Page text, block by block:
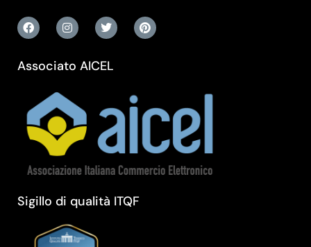
Associato AICEL
Sigillo di qualità ITQF